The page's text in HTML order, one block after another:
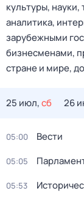
культуры,
аналитика,
зарубежными
бизнесменами,
стране и мире,
25 июл,сб 26
05:00 Вести
05:05
05:53